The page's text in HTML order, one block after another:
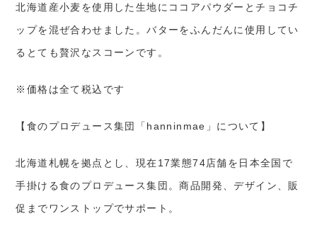
北海道産小麦を使用した生地にココアパウダーとチョコチ
ップを混ぜ合わせました。バターをふんだんに使用してい
るとても贅沢なスコーンです。
※価格は全て税込です
【食のプロデュース集団「hanninmae」について】
北海道札幌を拠点とし、現在17業態74店舗を日本全国で
手掛ける食のプロデュース集団。商品開発、デザイン、販
促までワンストップでサポート。